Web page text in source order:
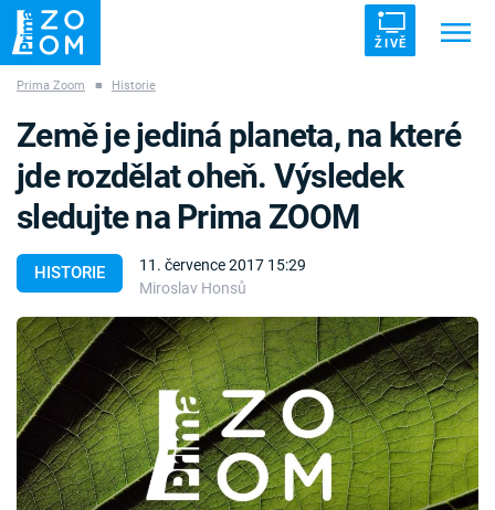
ŽIVĚ
ZÁHADY VETŘELCI DÁVNOVĚKU
Témata
Témata
Pořady
TV Program
Prima Zoom ■ Historie
HISTORIE
11. července 2017 15:29
Miroslav Honsů
Země je jediná planeta, na které
jde rozdělat oheň. Výsledek
sledujte na Prima ZOOM